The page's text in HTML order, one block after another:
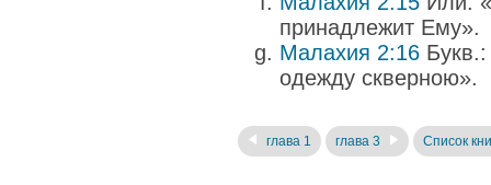
принадлежит Ему».
Малахия 2:16
одежду скверною».
глава 1 глава 3 Список